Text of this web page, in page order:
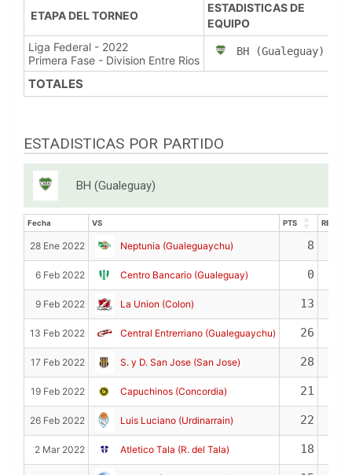
ETAPA DEL TORNEO
ESTADISTICAS DE
EQUIPO
Liga Federal - 2022
Primera Fase - Division Entre Rios
BH (Gualeguay)
TOTALES
ESTADISTICAS POR PARTIDO
BH (Gualeguay)
Fecha VS PTS
REB
28 Ene 2022 Neptunia (Gualeguaychu) 8
6 Feb 2022 Centro Bancario (Gualeguay) 0
9 Feb 2022 La Union (Colon) 13
13 Feb 2022 Central Entrerriano (Gualeguaychu) 26
17 Feb 2022 S. y D. San Jose (San Jose) 28
19 Feb 2022 Capuchinos (Concordia) 21
26 Feb 2022 Luis Luciano (Urdinarrain) 22
2 Mar 2022 Atletico Tala (R. del Tala) 18